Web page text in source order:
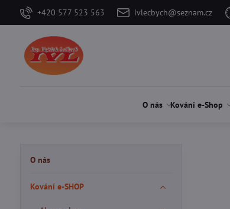
+420 577 523 563 ivlecbych@seznam.cz
O nás Kování e-Shop
O nás
Kování e-SHOP